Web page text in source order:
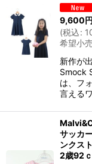
9,600円
(税込:
希望小
新作が
Smock
は、フ
言える
サッカ
ンクス
2歳92